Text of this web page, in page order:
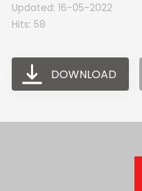
Updated: 16-05-2022
Hits: 58
DOWNLOAD